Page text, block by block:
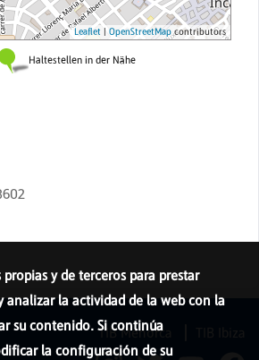
y de terceros para prestar
analizar la actividad de la web con la
su contenido. Si continúa
la configuración de su
TIB Menorca